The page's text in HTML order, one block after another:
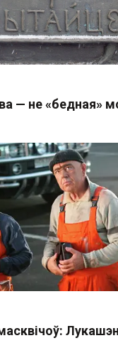
— не «бедная»